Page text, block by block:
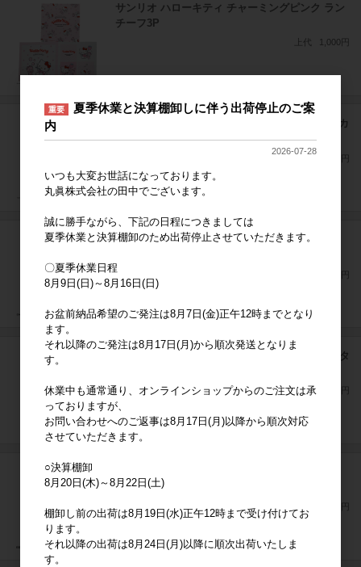
サンリオ ハローキティ チャーミングピンク ラン
チーフ3P
上代 1,000円
miffy ミッフィー ハッピーフラワーデイズ ハンカ
チーフ
400円
任天堂 マリオ ファインクルー ハンドタオル3枚
500円
ねずみのANDY イエローチーズ マイクロループタ
上代 600円
ル3枚組
500円
重要
夏季休業と決算棚卸しに伴う出荷停止のご案
内
2026-07-28
いつも大変お世話になっております。
丸眞株式会社の田中でございます。
誠に勝手ながら、下記の日程につきましては
夏季休業と決算棚卸のため出荷停止させていただきます。
〇夏季休業日程
8月9日(日)～8月16日(日)
お盆前納品希望のご発注は8月7日(金)正午12時までとなり
ます。
それ以降のご発注は8月17日(月)から順次発送となりま
す。
休業中も通常通り、オンラインショップからのご注文は承
っておりますが、
お問い合わせへのご返事は8月17日(月)以降から順次対応
させていただきます。
○決算棚卸
8月20日(木)～8月22日(土)
棚卸し前の出荷は8月19日(水)正午12時まで受け付けてお
ります。
それ以降の出荷は8月24日(月)以降に順次出荷いたしま
す。